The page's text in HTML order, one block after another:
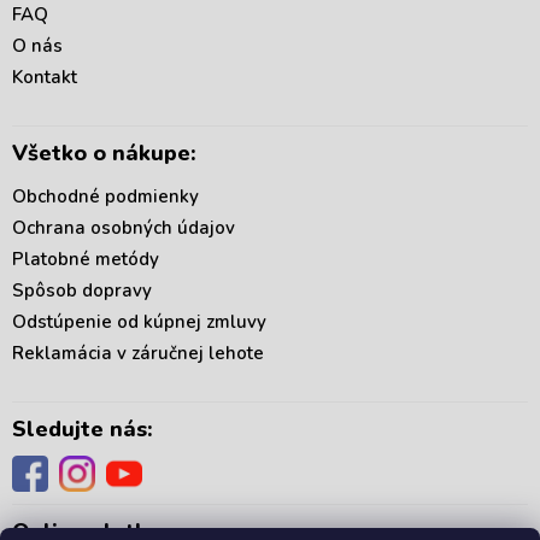
FAQ
O nás
Kontakt
Všetko o nákupe:
Obchodné podmienky
Ochrana osobných údajov
Platobné metódy
Spôsob dopravy
Odstúpenie od kúpnej zmluvy
Reklamácia v záručnej lehote
Sledujte nás:
Online platby: